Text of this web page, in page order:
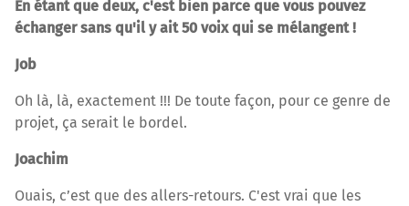
En étant que deux, c'est bien parce que vous pouvez
échanger sans qu'il y ait 50 voix qui se mélangent !
Job
Oh là, là, exactement !!! De toute façon, pour ce genre de
projet, ça serait le bordel.
Joachim
Ouais, c’est que des allers-retours. C'est vrai que les